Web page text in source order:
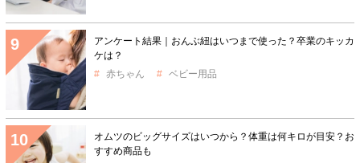
アンケート結果｜おんぶ紐はいつまで使った？卒業のキッカ
ケは？
赤ちゃん
ベビー用品
オムツのビッグサイズはいつから？体重は何キロが目安？お
すすめ商品も